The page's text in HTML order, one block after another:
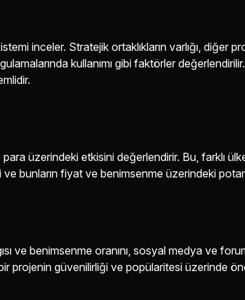
inceler. Stratejik ortaklıkların varlığı, diğer
kullanımı gibi faktörler
üzerindeki etkisini değerlendirir. Bu, farklı
bunların fiyat ve benimsenme üzerindeki
ve benimsenme oranını, sosyal medya ve
projenin güvenilirliği ve popülaritesi üzerinde